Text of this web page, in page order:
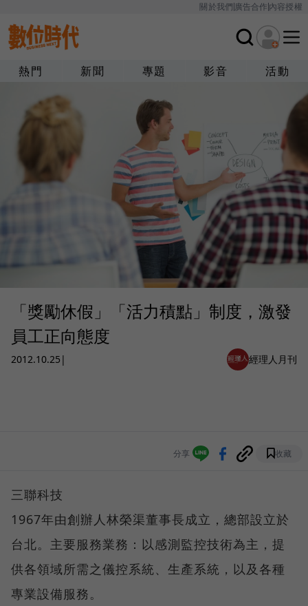
關於我們廣告合作內容授權
熱門 新聞 專題 影音 活動
「獎勵休假」「活力積點」制度，激發
員工正向態度
2012.10.25 | 經理人月刊
分享 收藏
三聯科技
1967年由創辦人林榮渠董事長成立，總部設立於
台北。主要服務業務：以感測監控技術為主，提
供各領域所需之儀控系統、生產系統，以及各種
專業設備服務。